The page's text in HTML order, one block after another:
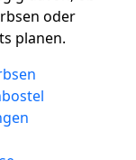
oder
planen.